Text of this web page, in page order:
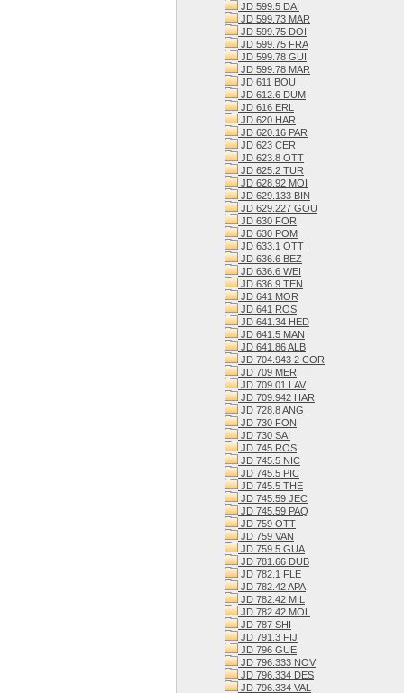
JD 599.5 DAI
JD 599.73 MAR
JD 599.75 DOI
JD 599.75 FRA
JD 599.78 GUI
JD 599.78 MAR
JD 611 BOU
JD 612.6 DUM
JD 616 ERL
JD 620 HAR
JD 620.16 PAR
JD 623 CER
JD 623.8 OTT
JD 625.2 TUR
JD 628.92 MOI
JD 629.133 BIN
JD 629.227 GOU
JD 630 FOR
JD 630 POM
JD 633.1 OTT
JD 636.6 BEZ
JD 636.6 WEI
JD 636.9 TEN
JD 641 MOR
JD 641 ROS
JD 641.34 HED
JD 641.5 MAN
JD 641.86 ALB
JD 704.943 2 COR
JD 709 MER
JD 709.01 LAV
JD 709.942 HAR
JD 728.8 ANG
JD 730 FON
JD 730 SAI
JD 745 ROS
JD 745.5 NIC
JD 745.5 PIC
JD 745.5 THE
JD 745.59 JEC
JD 745.59 PAQ
JD 759 OTT
JD 759 VAN
JD 759.5 GUA
JD 781.66 DUB
JD 782.1 FLE
JD 782.42 APA
JD 782.42 MIL
JD 782.42 MOL
JD 787 SHI
JD 791.3 FIJ
JD 796 GUE
JD 796.333 NOV
JD 796.334 DES
JD 796.334 VAL